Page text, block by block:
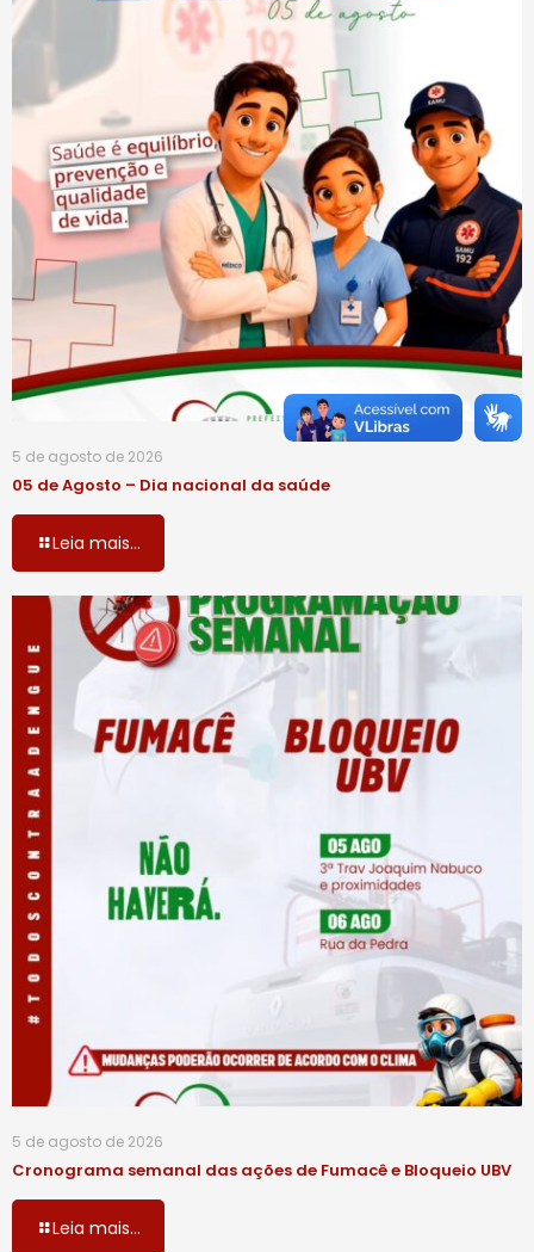
5 de agosto de 2026
05 de Agosto – Dia nacional da saúde
Leia mais...
5 de agosto de 2026
Cronograma semanal das ações de Fumacê e Bloqueio UBV
Leia mais...